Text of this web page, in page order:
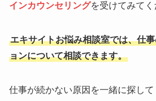
インカウンセリングを受けてみてく
エキサイトお悩み相談室では、仕
ョンについて相談できます。
仕事が続かない原因を一緒に探して